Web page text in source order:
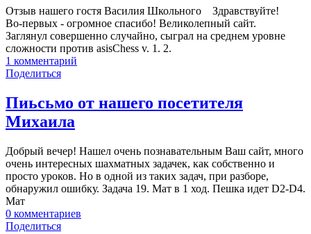
Отзыв нашего гостя Василия Школьного Здравствуйте!
Во-первых - огромное спасибо! Великолепный сайт.
Заглянул совершенно случайно, сыграл на среднем уровне
сложности против asisChess v. 1. 2.
1 комментарий
Поделиться
Пиьсьмо от нашего посетителя
Михаила
Добрый вечер! Нашел очень познавательным Ваш сайт, много
очень интересных шахматных задачек, как собственно и
просто уроков. Но в одной из таких задач, при разборе,
обнаружил ошибку. Задача 19. Мат в 1 ход. Пешка идет D2-D4.
Мат
0 комментариев
Поделиться